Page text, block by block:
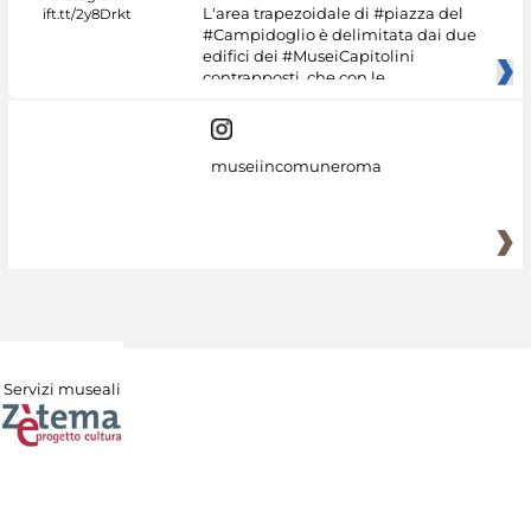
L'area trapezoidale di #piazza del
#Campidoglio è delimitata dai due
edifici dei #MuseiCapitolini
contrapposti, che con le
museiincomuneroma
Servizi museali